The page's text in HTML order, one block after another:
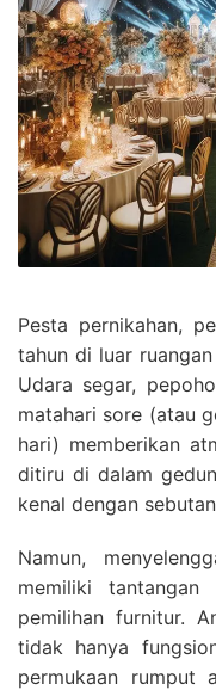
Pesta pernikahan,
tahun di luar
Udara segar,
matahari sore (atau
hari) memberikan
ditiru di dalam
kenal dengan sebutan
Namun,
memiliki
pemilihan furnitur.
tidak hanya
permukaan rumput